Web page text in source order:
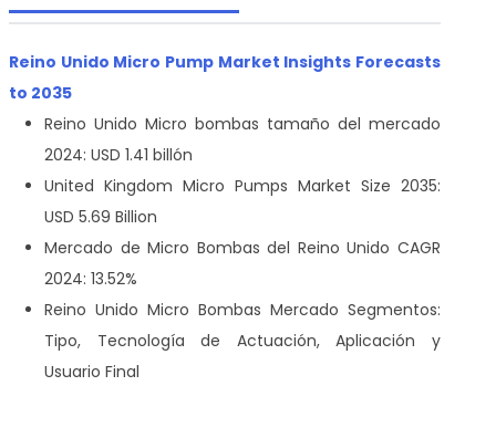
Reino Unido Micro Pump Market Insights Forecasts
to 2035
Reino Unido Micro bombas tamaño del mercado
2024: USD 1.41 billón
United Kingdom Micro Pumps Market Size 2035:
USD 5.69 Billion
Mercado de Micro Bombas del Reino Unido CAGR
2024: 13.52%
Reino Unido Micro Bombas Mercado Segmentos:
Tipo, Tecnología de Actuación, Aplicación y
Usuario Final